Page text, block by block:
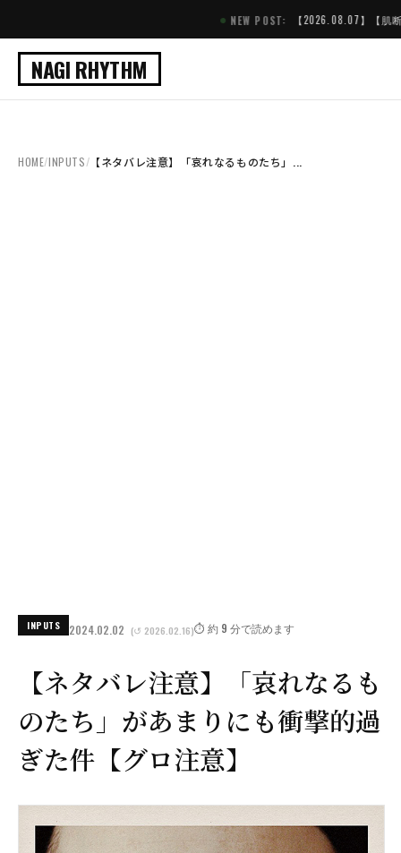
【2026.08.07】【肌断食終了かも】
NAGI RHYTHM
HOME/INPUTS/ 【ネタバレ注意】「哀れなるものたち」...
INPUTS 2024.02.02 (↺ 2026.02.16)⏱️ 約 9 分で読めます
【ネタバレ注意】「哀れなるも
のたち」があまりにも衝撃的過
ぎた件【グロ注意】